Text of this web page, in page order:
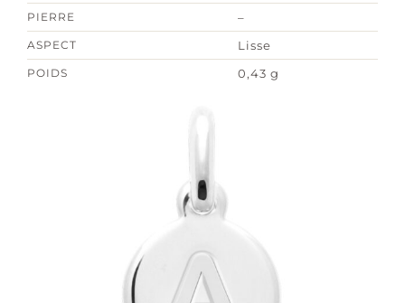
PIERRE –
ASPECT Lisse
POIDS 0,43 g